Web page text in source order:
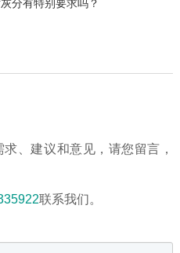
、建议和意见，请您留言，
联系我们。